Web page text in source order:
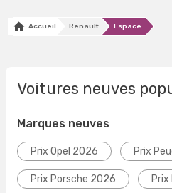
Accueil Renault Espace
Voitures neuves
Marques neuves
Prix Opel 2026 Prix
Prix Porsche 2026